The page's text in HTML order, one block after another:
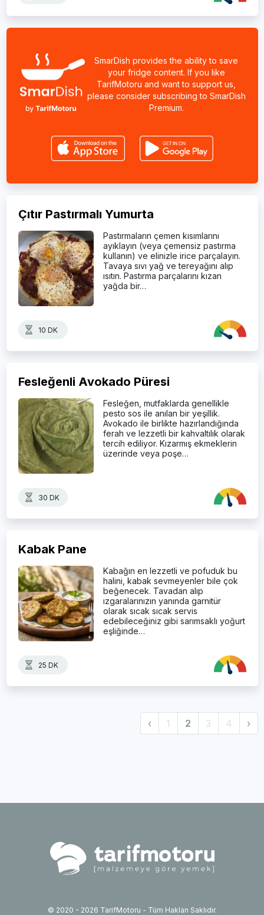
SmarDish provides the ability to save
your fridge content. If you like
TarifMotoru and want to support us,
please consider subscribing to SmarDish
Premium.
Çıtır Pastırmalı Yumurta
Pastırmaların çemen kısımlarını
ayıklayın (veya çemensiz pastırma
kullanın) ve elinizle irice parçalayın.
Tavaya sıvı yağ ve tereyağını alıp
ısıtın. Pastırma parçalarını kızan
yağda bir…
10 DK
Fesleğenli Avokado Püresi
Fesleğen, mutfaklarda genellikle
pesto sos ile anılan bir yeşillik.
Avokado ile birlikte hazırlandığında
ferah ve lezzetli bir kahvaltılık olarak
tercih ediliyor. Kızarmış ekmeklerin
üzerinde veya poşe…
30 DK
Kabak Pane
Kabağın en lezzetli ve pofuduk bu
halini, kabak sevmeyenler bile çok
beğenecek. Tavadan alıp
ızgaralarınızın yanında garnitür
olarak sıcak sıcak servis
edebileceğiniz gibi sarımsaklı yoğurt
eşliğinde…
25 DK
‹ 1 2 3 4 ›
© 2020 - 2026 TarifMotoru - Tüm Hakları Saklıdır.